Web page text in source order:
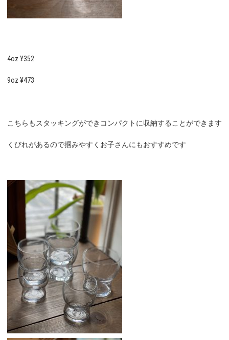
4oz ¥352
9oz ¥473
こちらもスタッキングができコンパクトに収納することができます
くびれがあるので掴みやすくお子さんにもおすすめです